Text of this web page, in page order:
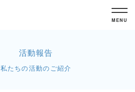
MENU
活動報告
私たちの活動のご紹介